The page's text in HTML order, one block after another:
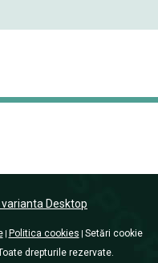
Desktop
| Politica cookies Setări cookie
drepturile rezervate.